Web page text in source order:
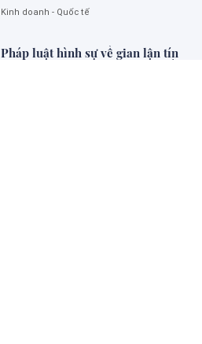
Kinh doanh - Quốc tế
Pháp luật hình sự về gian lận tín